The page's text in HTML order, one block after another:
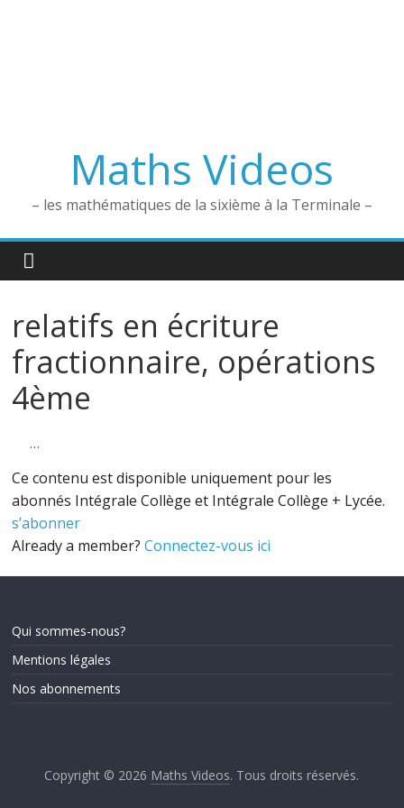
Maths Videos
– les mathématiques de la sixième à la Terminale –
relatifs en écriture
fractionnaire, opérations
4ème
…
Ce contenu est disponible uniquement pour les
abonnés Intégrale Collège et Intégrale Collège + Lycée.
s’abonner
Already a member?Connectez-vous ici
Qui sommes-nous?
Mentions légales
Nos abonnements
Copyright © 2026 Maths Videos. Tous droits réservés.